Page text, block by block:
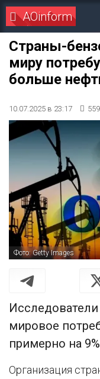
AOinform
Страны-
миру
больше
10.07.2025 в 23:17 559
Фото: Getty Images
мировое
примерно на
Организация